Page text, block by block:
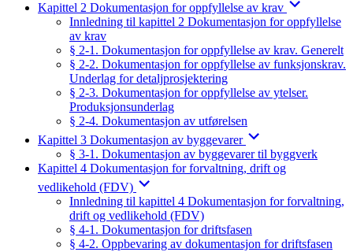
Kapittel 2 Dokumentasjon for oppfyllelse av krav
Innledning til kapittel 2 Dokumentasjon for oppfyllelse
av krav
§ 2-1. Dokumentasjon for oppfyllelse av krav. Generelt
§ 2-2. Dokumentasjon for oppfyllelse av funksjonskrav.
Underlag for detaljprosjektering
§ 2-3. Dokumentasjon for oppfyllelse av ytelser.
Produksjonsunderlag
§ 2-4. Dokumentasjon av utførelsen
Kapittel 3 Dokumentasjon av byggevarer
§ 3-1. Dokumentasjon av byggevarer til byggverk
Kapittel 4 Dokumentasjon for forvaltning, drift og
vedlikehold (FDV)
Innledning til kapittel 4 Dokumentasjon for forvaltning,
drift og vedlikehold (FDV)
§ 4-1. Dokumentasjon for driftsfasen
§ 4-2. Oppbevaring av dokumentasjon for driftsfasen